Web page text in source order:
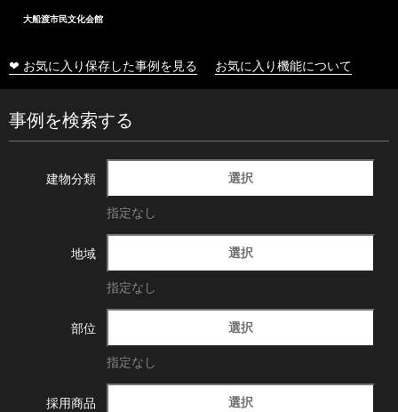
大船渡市民文化会館
❤ お気に入り保存した事例を見る お気に入り機能について
事例を検索する
建物分類 選択
指定なし
地域 選択
指定なし
部位 選択
指定なし
採用商品 選択